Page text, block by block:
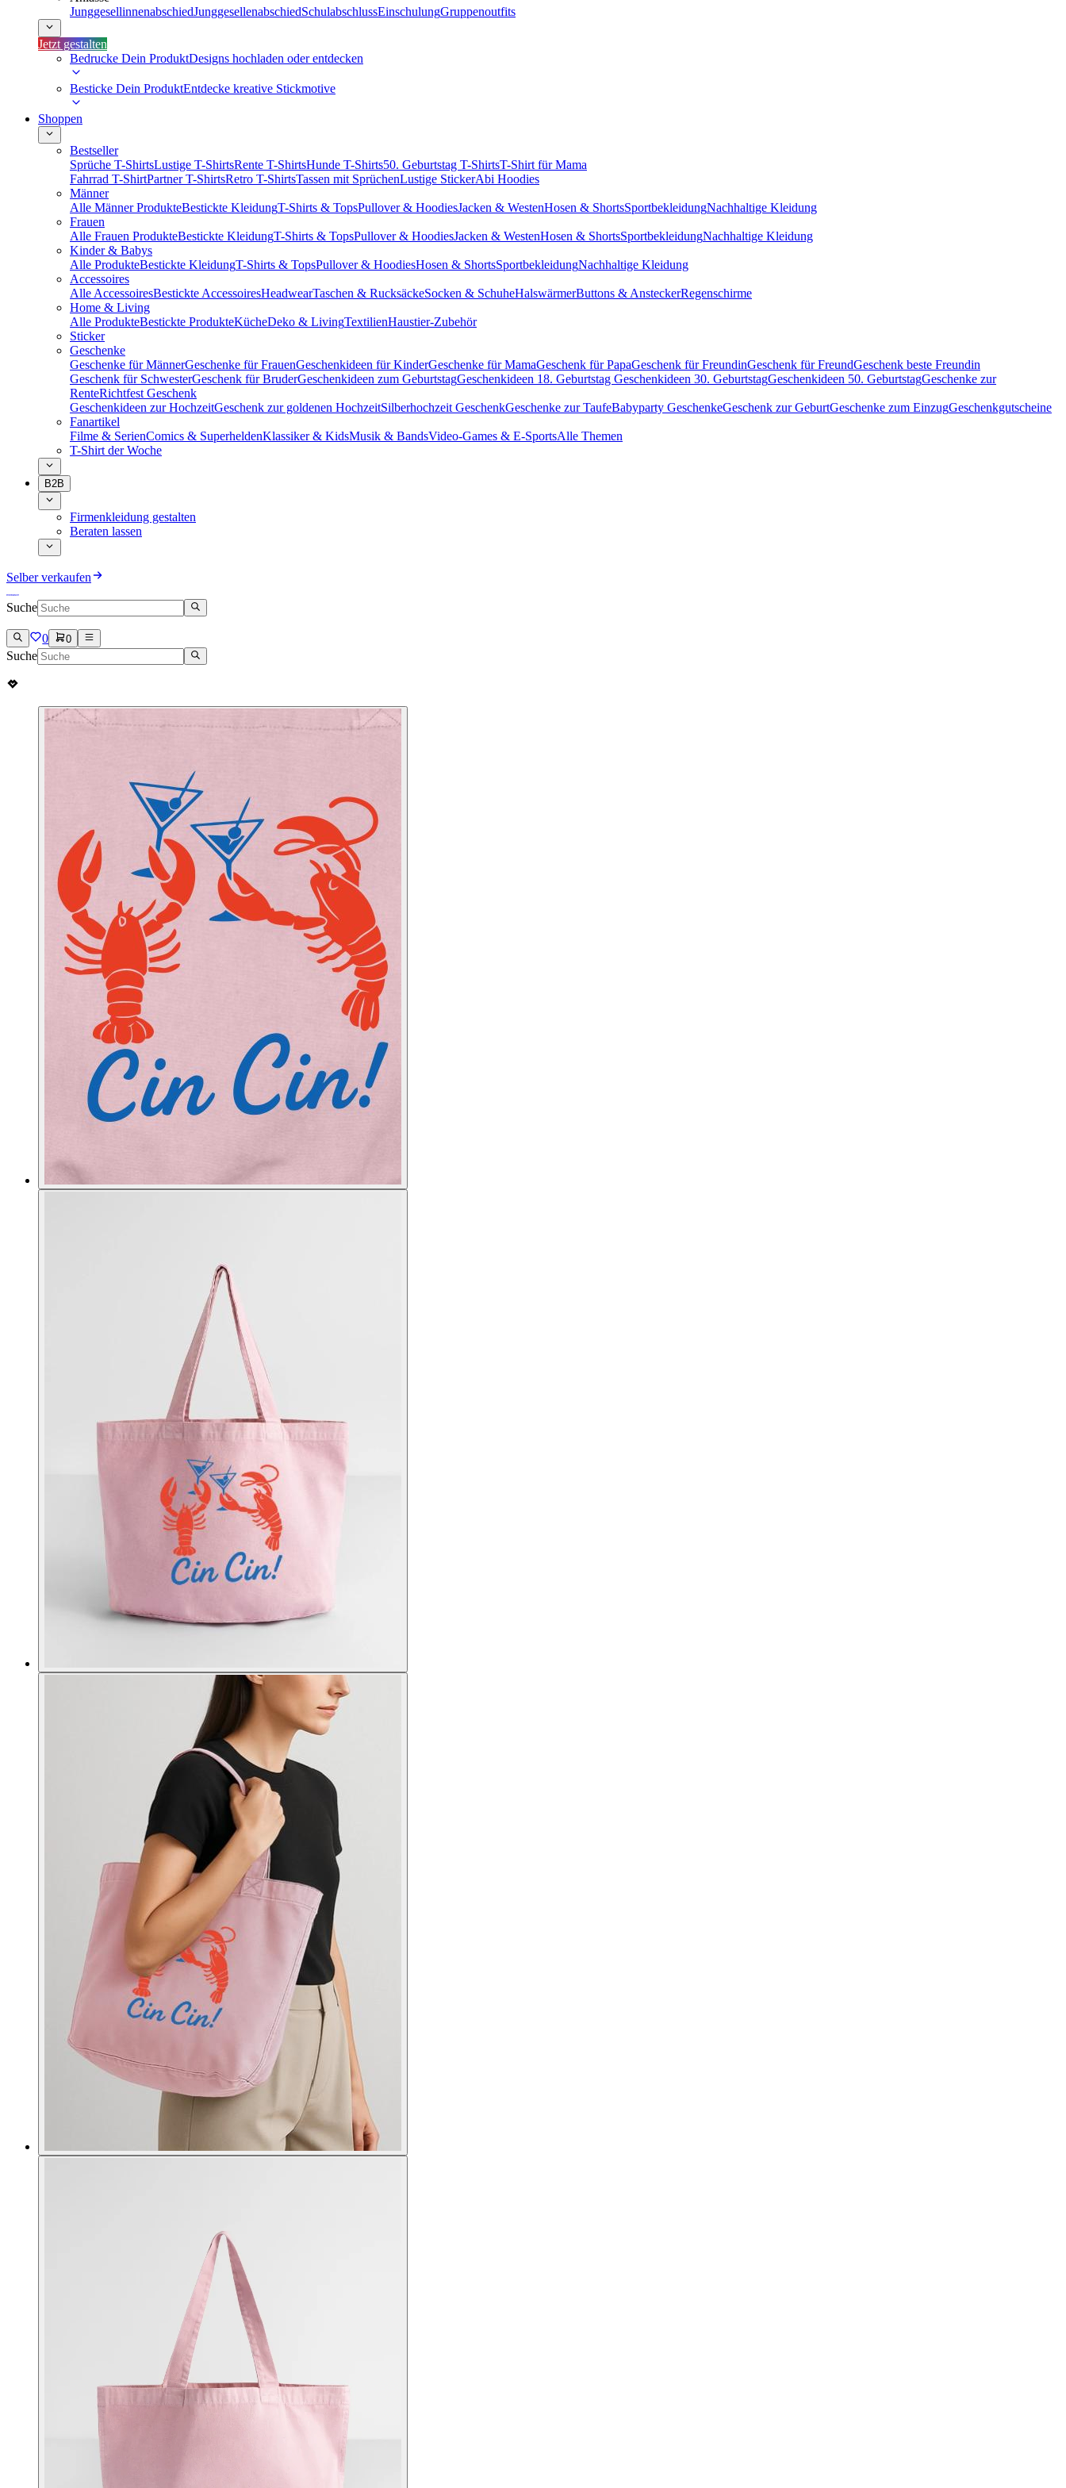
JunggesellinnenabschiedJunggesellenabschiedSchulabschlussEinschulungGruppenoutfits
Jetzt gestalten
Bedrucke Dein ProduktDesigns hochladen oder entdecken
Besticke Dein ProduktEntdecke kreative Stickmotive
Shoppen
Bestseller
Sprüche T-ShirtsLustige T-ShirtsRente T-ShirtsHunde T-Shirts50. Geburtstag T-ShirtsT-Shirt für Mama
Fahrrad T-ShirtPartner T-ShirtsRetro T-ShirtsTassen mit SprüchenLustige StickerAbi Hoodies
Männer
Alle Männer ProdukteBestickte KleidungT-Shirts & TopsPullover & HoodiesJacken & WestenHosen & ShortsSportbekleidungNachhaltige Kleidung
Frauen
Alle Frauen ProdukteBestickte KleidungT-Shirts & TopsPullover & HoodiesJacken & WestenHosen & ShortsSportbekleidungNachhaltige Kleidung
Kinder & Babys
Alle ProdukteBestickte KleidungT-Shirts & TopsPullover & HoodiesHosen & ShortsSportbekleidungNachhaltige Kleidung
Accessoires
Alle AccessoiresBestickte AccessoiresHeadwearTaschen & RucksäckeSocken & SchuheHalswärmerButtons & AnsteckerRegenschirme
Home & Living
Alle ProdukteBestickte ProdukteKücheDeko & LivingTextilienHaustier-Zubehör
Sticker
Geschenke
Geschenke für MännerGeschenke für FrauenGeschenkideen für KinderGeschenke für MamaGeschenk für PapaGeschenk für FreundinGeschenk für FreundGeschenk beste Freundin
Geschenk für SchwesterGeschenk für BruderGeschenkideen zum GeburtstagGeschenkideen 18. Geburtstag Geschenkideen 30. GeburtstagGeschenkideen 50. GeburtstagGeschenke zur
RenteRichtfest Geschenk
Geschenkideen zur HochzeitGeschenk zur goldenen HochzeitSilberhochzeit GeschenkGeschenke zur TaufeBabyparty GeschenkeGeschenk zur GeburtGeschenke zum EinzugGeschenkgutscheine
Fanartikel
Filme & SerienComics & SuperheldenKlassiker & KidsMusik & BandsVideo-Games & E-SportsAlle Themen
T-Shirt der Woche
B2B
Firmenkleidung gestalten
Beraten lassen
Selber verkaufen
Suche
0 0
Suche